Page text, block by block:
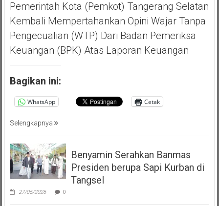
Pemerintah Kota (Pemkot) Tangerang Selatan
Kembali Mempertahankan Opini Wajar Tanpa
Pengecualian (WTP) Dari Badan Pemeriksa
Keuangan (BPK) Atas Laporan Keuangan
Bagikan ini:
WhatsApp Cetak
Selengkapnya
Benyamin Serahkan Banmas
Presiden berupa Sapi Kurban di
Tangsel
27/05/2026 0